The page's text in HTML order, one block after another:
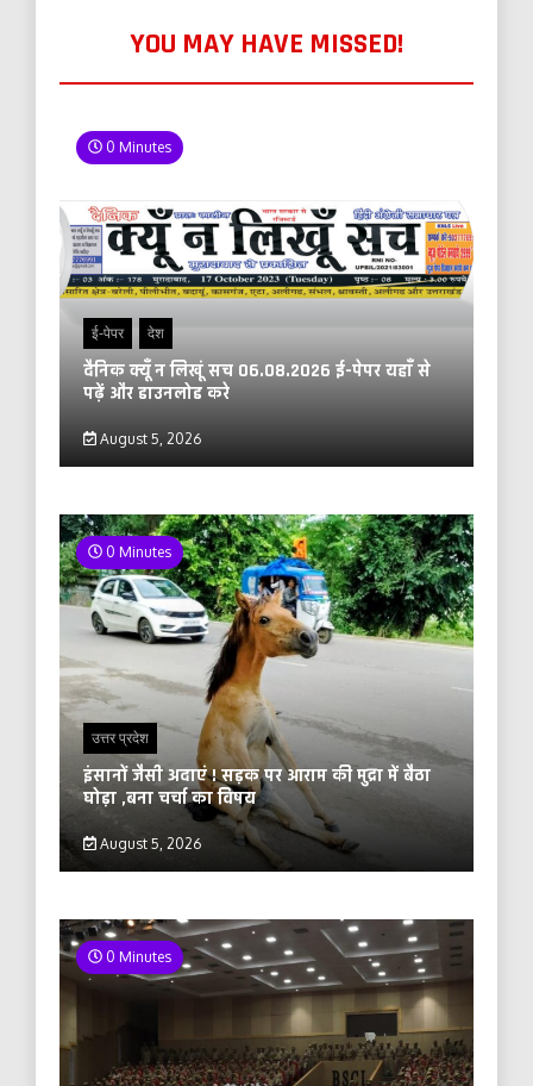
YOU MAY HAVE MISSED!
0 Minutes
ई-पेपर देश
दैनिक क्यूँ न लिखूं सच 06.08.2026 ई-पेपर यहाँ से
पढ़ें और डाउनलोड करे
August 5, 2026
0 Minutes
उत्तर प्रदेश
इंसानों जैसी अदाएं ! सड़क पर आराम की मुद्रा में बैठा
घोड़ा ,बना चर्चा का विषय
August 5, 2026
0 Minutes